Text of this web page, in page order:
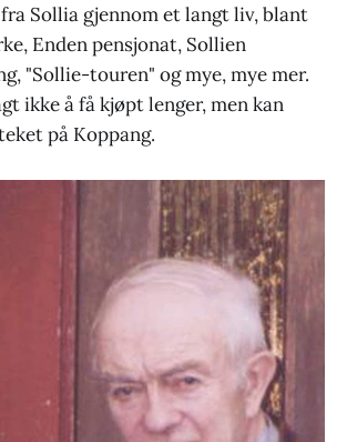
Sollia gjennom et langt liv, blant
Enden pensjonat, Sollien
"Sollie-touren" og mye, mye mer.
ikke å få kjøpt lenger, men kan
på Koppang.